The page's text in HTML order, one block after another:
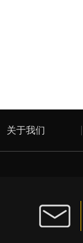
关于我们